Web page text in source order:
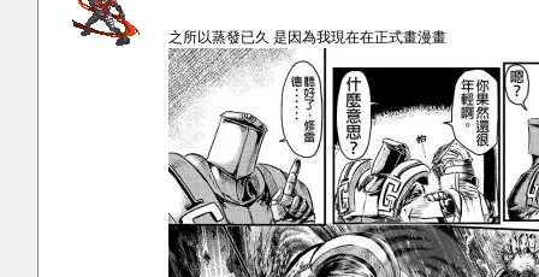
之所以蒸發已久 是因為我現在在正式畫漫畫